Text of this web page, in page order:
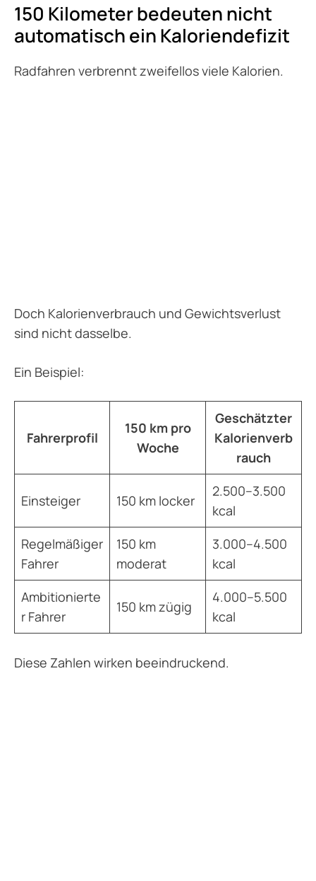
150 Kilometer bedeuten nicht
automatisch ein Kaloriendefizit
Radfahren verbrennt zweifellos viele Kalorien.
Doch Kalorienverbrauch und Gewichtsverlust
sind nicht dasselbe.
Ein Beispiel:
Fahrerprofil
150 km pro
Woche
Geschätzter
Kalorienverb
rauch
Einsteiger 150 km locker
2.500–3.500
kcal
Regelmäßiger
Fahrer
150 km
moderat
3.000–4.500
kcal
Ambitionierte
r Fahrer
150 km zügig
4.000–5.500
kcal
Diese Zahlen wirken beeindruckend.